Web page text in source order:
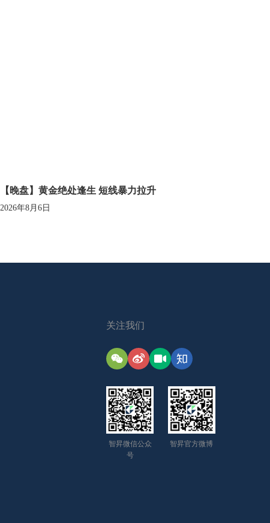
【晚盘】黄金绝处逢生 短线暴力拉升
2026年8月6日
关注我们
智昇微信公众
号
智昇官方微博